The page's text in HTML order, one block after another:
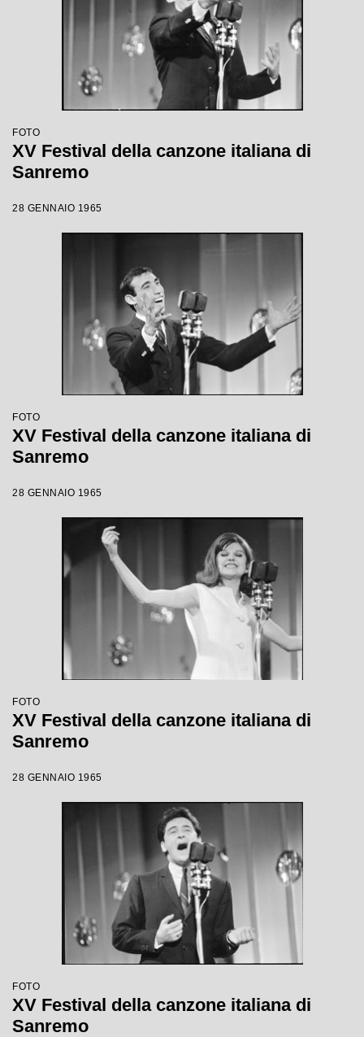
FOTO
XV Festival della canzone italiana di
Sanremo
28 GENNAIO 1965
FOTO
XV Festival della canzone italiana di
Sanremo
28 GENNAIO 1965
FOTO
XV Festival della canzone italiana di
Sanremo
28 GENNAIO 1965
FOTO
XV Festival della canzone italiana di
Sanremo